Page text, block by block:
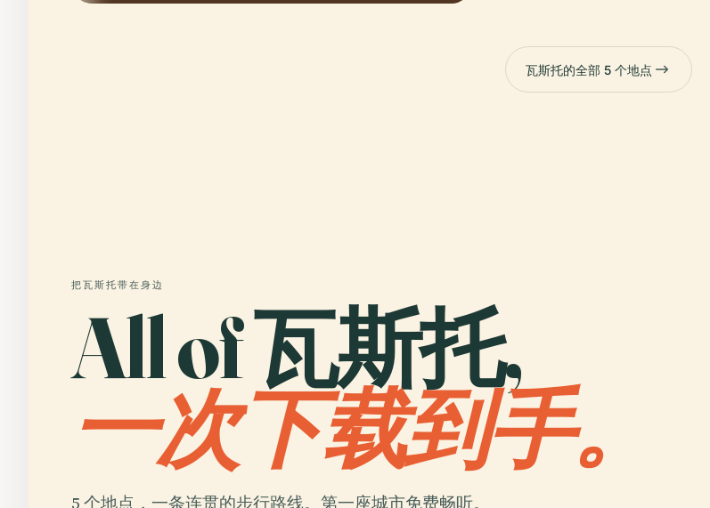
瓦斯托的全部 5 个地点
把瓦斯托带在身边
All of 瓦斯托,
一次下载到手。
5 个地点，一条连贯的步行路线。第一座城市免费畅听。